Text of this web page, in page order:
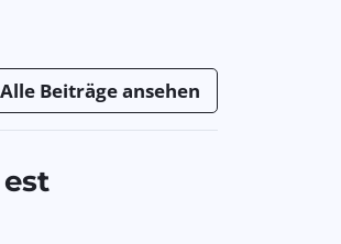
Alle Beiträge ansehen